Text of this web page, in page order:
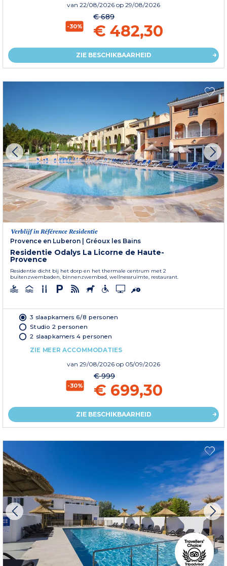
van 22/08/2026 op 29/08/2026
-30%
€ 689
€ 482,30
ZIE BESCHIKBAARHEID
Verblijf in Référence Residentie
Provence en Luberon
Gréoux les Bains
Residentie Odalys La Licorne de Haute-
Provence
Residentie dicht bij het dorp en het thermale centrum met 2
buitenzwembaden, binnenzwembad, wellnessruimte, restaurant.
3 slaapkamers 6/8 personen
Studio 2 personen
2 slaapkamers 4 personen
ZIE MEER ACCOMMODATIES
van 29/08/2026 op 05/09/2026
-30%
€ 999
€ 699,30
ZIE BESCHIKBAARHEID